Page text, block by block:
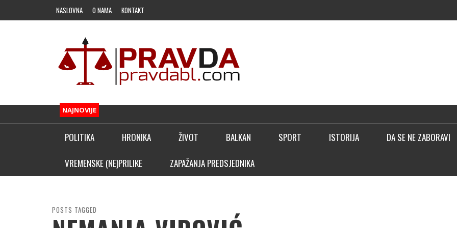
NASLOVNA O NAMA KONTAKT
NAJNOVIJE ▣
POLITIKA HRONIKA ŽIVOT BALKAN SPORT
FUDBAL
ISTORIJA DA SE NE ZABORAVI
VREMENSKE (NE)PRILIKE ZAPAŽANJA PREDSJEDNIKA
POSTS TAGGED